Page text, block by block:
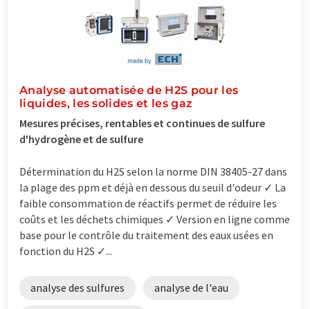
Analyse automatisée de H2S pour les
liquides, les solides et les gaz
Mesures précises, rentables et continues de sulfure
d'hydrogène et de sulfure
Détermination du H2S selon la norme DIN 38405-27 dans
la plage des ppm et déjà en dessous du seuil d'odeur ✓ La
faible consommation de réactifs permet de réduire les
coûts et les déchets chimiques ✓ Version en ligne comme
base pour le contrôle du traitement des eaux usées en
fonction du H2S ✓...
analyse des sulfures analyse de l'eau